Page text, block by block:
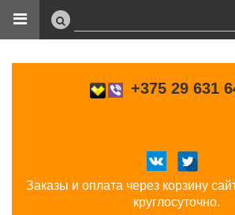
+375 29 631
Заказы и оплата через корзину
круглосуточно.